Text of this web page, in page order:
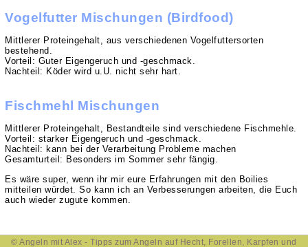
Vogelfutter Mischungen (Birdfood)
Mittlerer Proteingehalt, aus verschiedenen Vogelfuttersorten
bestehend.
Vorteil: Guter Eigengeruch und -geschmack.
Nachteil: Köder wird u.U. nicht sehr hart.
Fischmehl Mischungen
Mittlerer Proteingehalt, Bestandteile sind verschiedene Fischmehle.
Vorteil: starker Eigengeruch und -geschmack.
Nachteil: kann bei der Verarbeitung Probleme machen
Gesamturteil: Besonders im Sommer sehr fängig.
Es wäre super, wenn ihr mir eure Erfahrungen mit den Boilies
mitteilen würdet. So kann ich an Verbesserungen arbeiten, die Euch
auch wieder zugute kommen.
©Angeln mit Alex - Tipps zum Angeln auf Hecht, Forellen, Karpfen und